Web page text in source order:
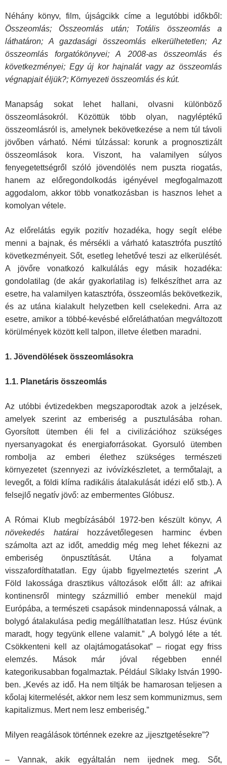
Néhány könyv, film, újságcikk címe a legutóbbi időkből:
Összeomlás; Összeomlás után; Totális összeomlás a
láthatáron; A gazdasági összeomlás elkerülhetetlen; Az
összeomlás forgatókönyvei; A 2008-as összeomlás és
következményei; Egy új kor hajnalát vagy az összeomlás
végnapjait éljük?; Környezeti összeomlás és kút.
Manapság sokat lehet hallani, olvasni különböző
összeomlásokról. Közöttük több olyan, nagyléptékű
összeomlásról is, amelynek bekövetke­zése a nem túl távoli
jövőben várható. Némi túlzással: korunk a prognosz­tizált
összeomlások kora. Viszont, ha valamilyen súlyos
fenyegetettségről szóló jövendölés nem puszta riogatás,
hanem az előregondolkodás igényével megfogalmazott
aggodalom, akkor több vonatkozásban is hasznos lehet a
komolyan vétele.
Az előrelátás egyik pozitív hozadéka, hogy segít elébe
menni a baj­nak, és mérsékli a várható katasztrófa pusztító
következményeit. Sőt, esetleg lehetővé teszi az elkerülését.
A jövőre vonatkozó kalkulálás egy másik hozadéka:
gondolatilag (de akár gyakorlatilag is) felkészíthet arra az
esetre, ha valamilyen katasztrófa, összeomlás bekövetkezik,
és az utána kialakult helyzetben kell cselekedni. Arra az
esetre, amikor a töb­bé-kevésbé előreláthatóan megváltozott
körülmények között kell talpon, illetve életben maradni.
1. Jövendölések összeomlásokra
1.1. Planetáris összeomlás
Az utóbbi évtizedekben megszaporodtak azok a jelzések,
amelyek szerint az emberiség a pusztulásába rohan.
Gyorsított ütemben éli fel a civilizációhoz szükséges
nyersanyagokat és energiaforrásokat. Gyorsuló ütemben
rombolja az emberi élethez szükséges természeti
környezetet (szennyezi az ivóvízkészletet, a termőtalajt, a
levegőt, a földi klíma radi­kális átalakulását idézi elő stb.). A
felsejlő negatív jövő: az embermentes Glóbusz.
A Római Klub megbízásából 1972-ben készült könyv, A
növekedés határai
hozzávetőlegesen harminc évben
számolta azt az időt, ameddig még meg lehet fékezni az
emberiség önpusztítását. Utána a folyamat
visszafordíthatatlan. Egy újabb figyelmeztetés szerint „A
Föld lakossága drasztikus változások előtt áll: az afrikai
kontinensről mintegy százmillió ember menekül majd
Európába, a természeti csapások mindennapossá válnak, a
bolygó átalakulása pedig megállíthatatlan lesz. Húsz évünk
maradt, hogy tegyünk ellene valamit.” „A bolygó léte a tét.
Csökkenteni kell az olajtámogatásokat” – riogat egy friss
elemzés. Mások már jóval régebben ennél
kategorikusabban fogalmaztak. Például Síklaky István 1990-
ben. „Kevés az idő. Ha nem tiltják be hamarosan teljesen a
kőolaj kitermelését, akkor nem lesz sem kommunizmus, sem
kapitalizmus. Mert nem lesz emberiség.”
Milyen reagálások történnek ezekre az „ijesztgetésekre”?
– Vannak, akik egyáltalán nem ijednek meg. Sőt,